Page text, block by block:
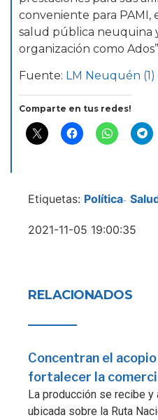
conveniente para PAMI,
salud pública neuquina
organización como
Fuente: LM Neuquén (1)
Comparte en tus redes!
Etiquetas: Política-
2021-11-05 19:00:35
RELACIONADOS
Concentran el
fortalecer la
La producción se recibe y
ubicada sobre la Ruta